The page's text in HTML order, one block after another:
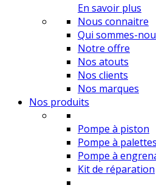
En savoir plus
Nous connaitre
Qui sommes-
Notre offre
Nos atouts
Nos clients
Nos marques
Nos produits
Pompe à piston
Pompe à palettes
Pompe à
Kit de réparation